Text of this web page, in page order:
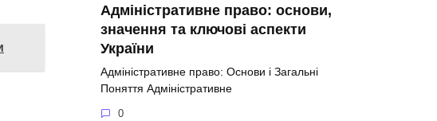
Адміністративне право: основи,
значення та ключові аспекти
України
Адміністративне право: Основи і Загальні
Поняття Адміністративне
0